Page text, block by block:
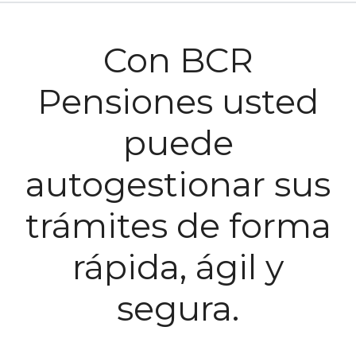
Con BCR
Pensiones usted
puede
autogestionar sus
trámites de forma
rápida, ágil y
segura.